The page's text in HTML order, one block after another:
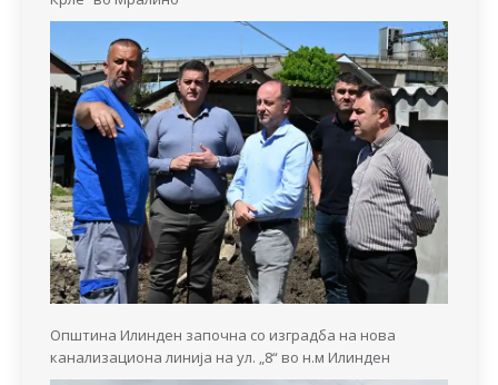
Општина Илинден започна со изградба на нова
канализациона линија на ул. „8“ во н.м Илинден